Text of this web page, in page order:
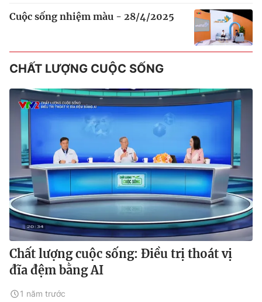
Cuộc sống nhiệm màu - 28/4/2025
CHẤT LƯỢNG CUỘC SỐNG
Chất lượng cuộc sống: Điều trị thoát vị
đĩa đệm bằng AI
1 năm trước